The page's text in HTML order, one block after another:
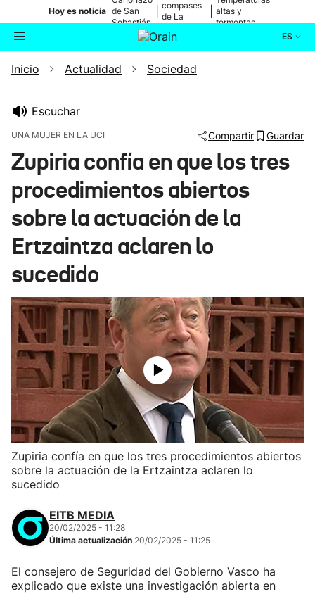
Hoy es noticia de San
Sebastián
compases
de La
altas y
tormentas
ES
Buscador Actualidad
Ikusmiran
Eguraldia
Inicio Actualidad Sociedad
Escuchar
UNA MUJER EN LA UCI Compartir Guardar
Zupiria confía en que los tres
procedimientos abiertos
sobre la actuación de la
Ertzaintza aclaren lo
sucedido
Zupiria confía en que los tres procedimientos abiertos
sobre la actuación de la Ertzaintza aclaren lo
sucedido
EITB MEDIA
20/02/2025 - 11:28
Última actualización 20/02/2025 - 11:25
El consejero de Seguridad del Gobierno Vasco ha
explicado que existe una investigación abierta en